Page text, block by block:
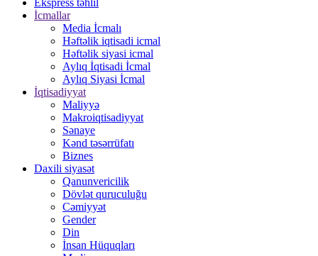
Ekspress təhlil
İcmallar
Media İcmalı
Həftəlik iqtisadi icmal
Həftəlik siyasi icmal
Aylıq İqtisadi İcmal
Aylıq Siyasi İcmal
İqtisadiyyat
Maliyyə
Makroiqtisadiyyat
Sənaye
Kənd təsərrüfatı
Biznes
Daxili siyasət
Qanunvericilik
Dövlət quruculuğu
Cəmiyyət
Gender
Din
İnsan Hüquqları